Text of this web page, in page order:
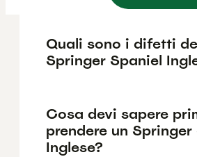
Quali sono i difetti
Springer Spaniel
Cosa devi sapere
prendere un Springer
Inglese?